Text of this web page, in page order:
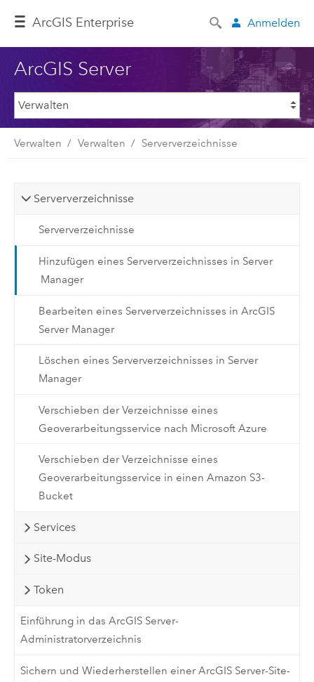
ArcGIS Enterprise Anmelden
ArcGIS Server
Verwalten Verwalten Serververzeichnisse
Serververzeichnisse
Serververzeichnisse
Hinzufügen eines Serververzeichnisses in Server
Manager
Bearbeiten eines Serververzeichnisses in ArcGIS
Server Manager
Löschen eines Serververzeichnisses in Server
Manager
Verschieben der Verzeichnisse eines
Geoverarbeitungsservice nach Microsoft Azure
Verschieben der Verzeichnisse eines
Geoverarbeitungsservice in einen Amazon S3-
Bucket
Services
Site-Modus
Token
Einführung in das ArcGIS Server-
Administratorverzeichnis
Sichern und Wiederherstellen einer ArcGIS Server-Site-